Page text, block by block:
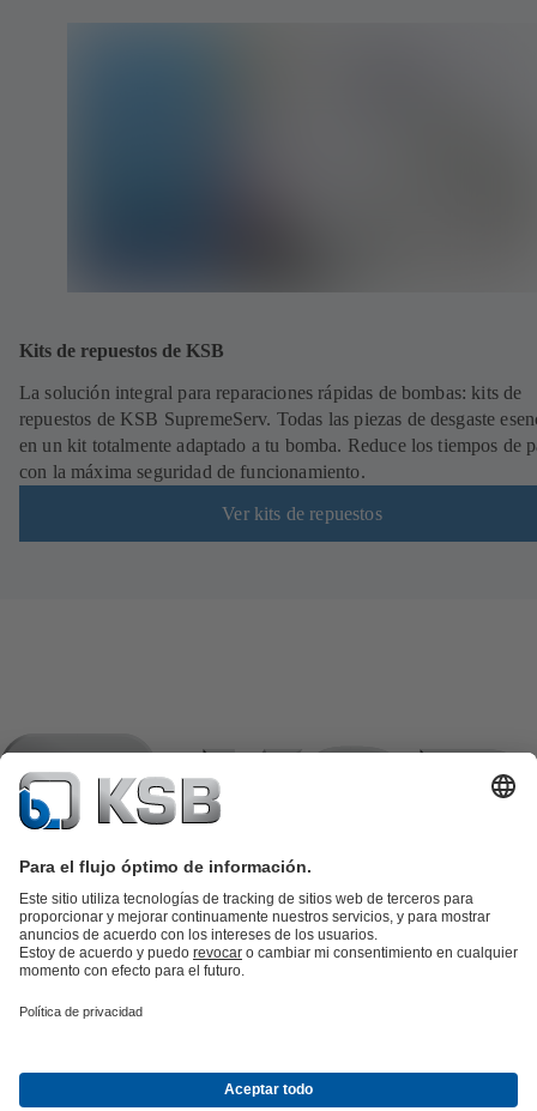
Kits de repuestos de KSB
La solución integral para reparaciones rápidas de bombas: kits de
repuestos de KSB SupremeServ. Todas las piezas de desgaste
en un kit totalmente adaptado a tu bomba. Reduce los tiempos de
con la máxima seguridad de funcionamiento.
Ver kits de repuestos
Catálogo de productos
SupremeServKSB SupremeServ: Premium service for pumps and
Oportunidades de empleo en KSB